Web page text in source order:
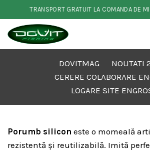
TRANSPORT GRATUIT LA COMANDA DE
DOVITMAG
NOUTATI
CERERE COLABORARE
LOGARE SITE
Porumb silicon este o momeală
rezistentă și reutilizabilă. Imită